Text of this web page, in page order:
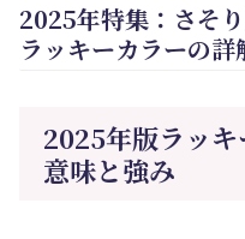
2025年特集：さそ
ラッキーカラーの
2025年版ラッ
意味と強み